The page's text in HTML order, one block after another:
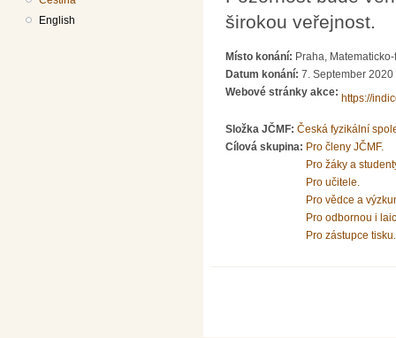
English
širokou veřejnost.
Místo konání: Praha,
Datum konání: 7. September 2020
Webové stránky akce:
https://
Složka JČMF: Česká fyzikální
Cílová skupina: Pro členy JČMF.
Pro žáky a
Pro učitele.
Pro vědce a
Pro odbornou i
Pro zástupce tisku.